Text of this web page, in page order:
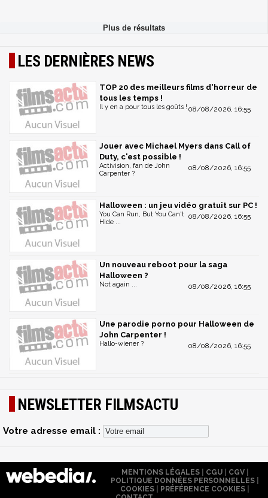
LES DERNIÈRES NEWS
TOP 20 des meilleurs films d'horreur de
tous les temps !
08/08/2026, 16:55
Il y en a pour tous les goûts !
Jouer avec Michael Myers dans Call of
Duty, c'est possible !
08/08/2026, 16:55
Activision, fan de John
Carpenter ?
Halloween : un jeu vidéo gratuit sur PC !
08/08/2026, 16:55
You Can Run, But You Can't
Hide ...
Un nouveau reboot pour la saga
Halloween ?
08/08/2026, 16:55
Not again ...
Une parodie porno pour Halloween de
John Carpenter !
08/08/2026, 16:55
Hallo-wiener ?
NEWSLETTER FILMSACTU
Votre adresse email :
MENTIONS LÉGALES| CGU| CGV|
POLITIQUE DONNÉES PERSONNELLES
COOKIES
PRÉFÉRENCE COOKIES